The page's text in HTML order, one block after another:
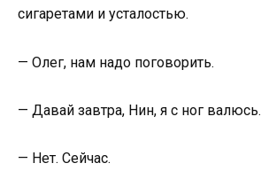
сигаретами и усталостью.
— Олег, нам надо поговорить.
— Давай завтра, Нин, я с ног валюсь.
— Нет. Сейчас.